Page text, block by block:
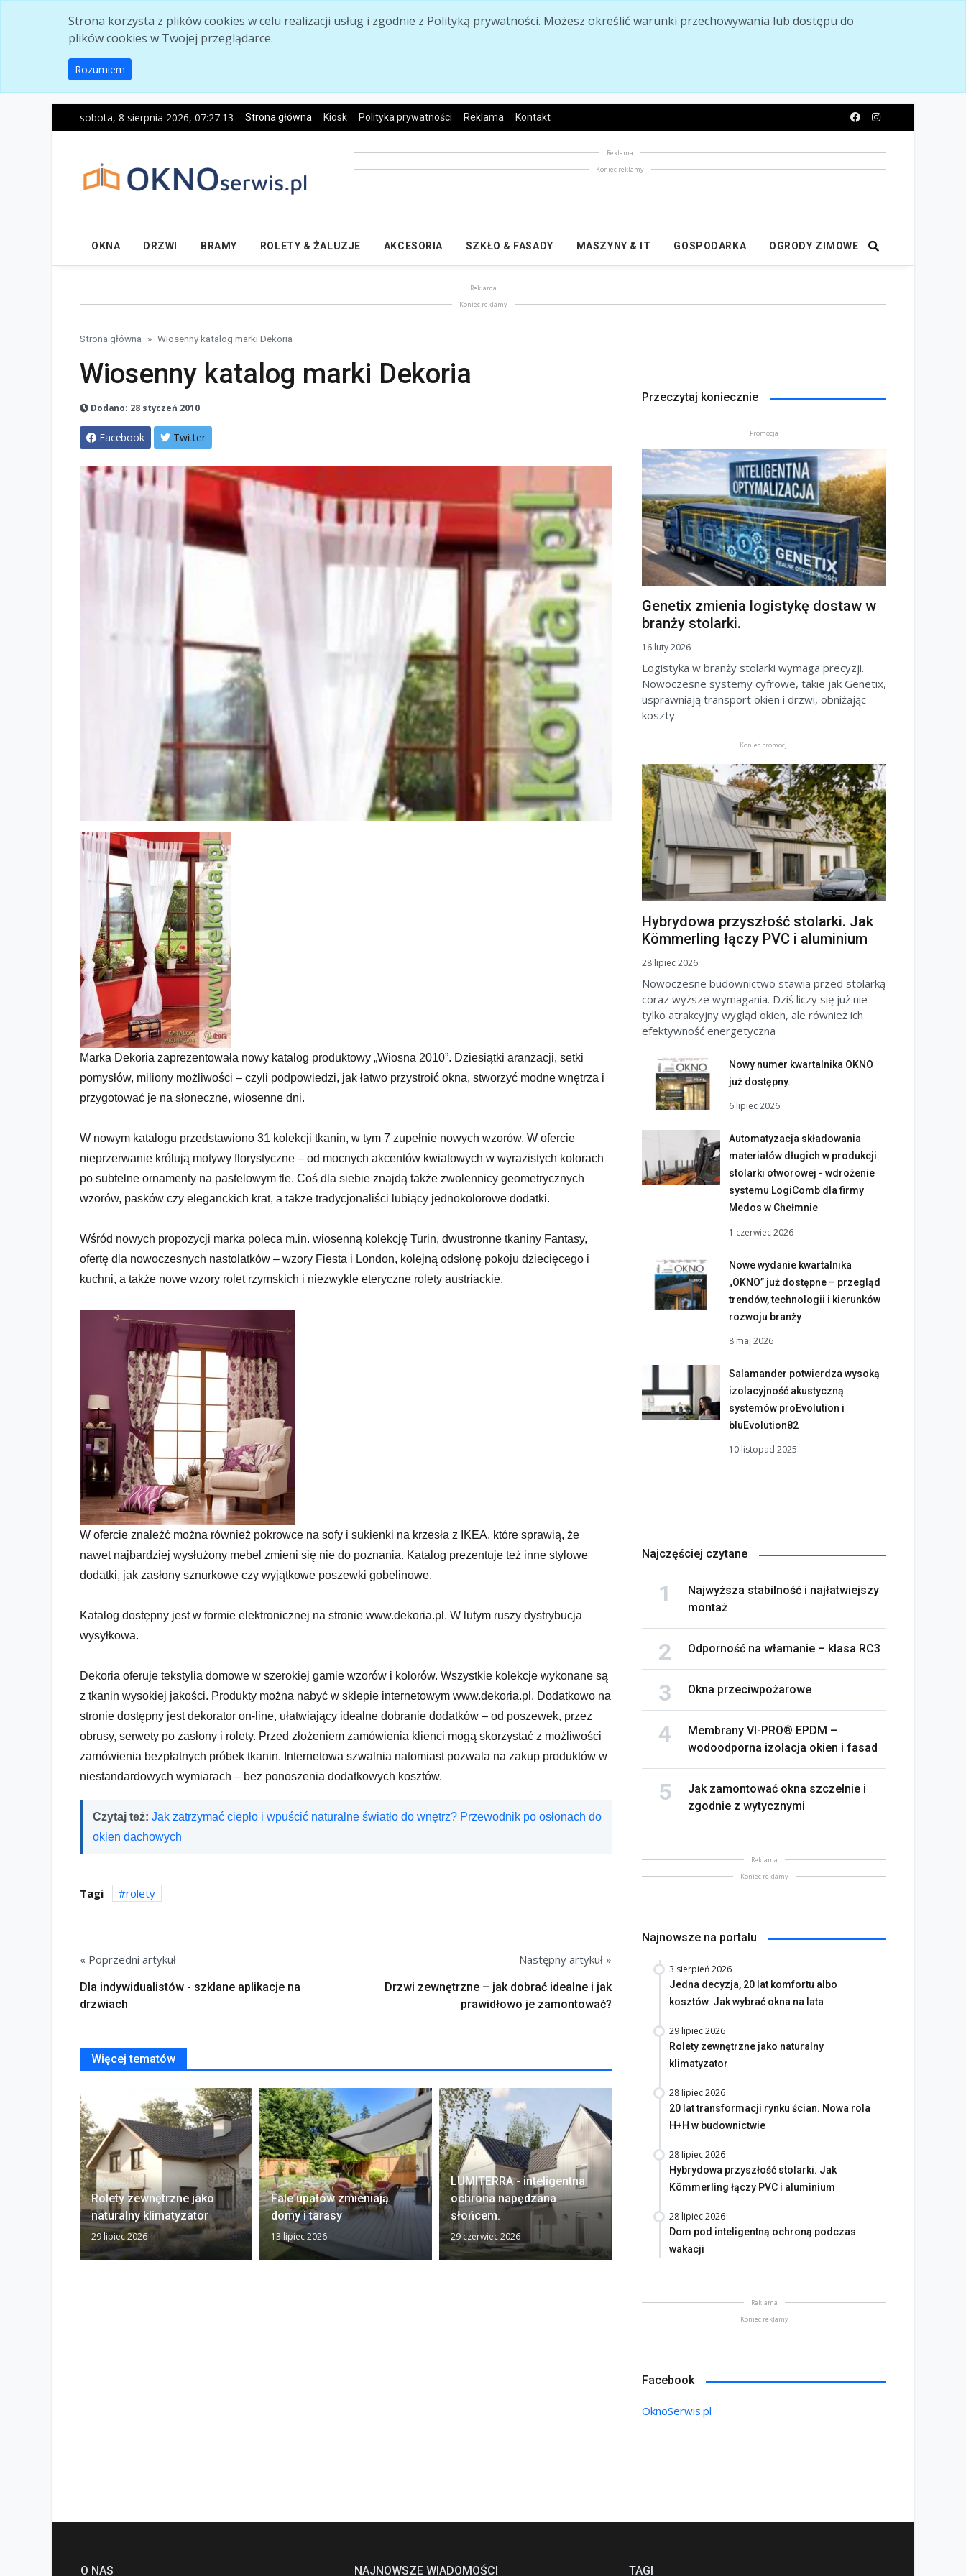
Strona korzysta z plików cookies w celu realizacji usług i zgodnie z Polityką prywatności. Możesz określić warunki przechowywania lub dostępu do
plików cookies w Twojej przeglądarce.
Rozumiem
sobota, 8 sierpnia 2026, 07:27:14 Strona główna Kiosk Polityka prywatności Reklama Kontakt
Reklama
Koniec reklamy
OKNA DRZWI BRAMY ROLETY & ŻALUZJE AKCESORIA SZKŁO & FASADY MASZYNY & IT GOSPODARKA OGRODY ZIMOWE
Reklama
Koniec reklamy
Strona główna Wiosenny katalog marki Dekoria
Wiosenny katalog marki Dekoria
Dodano: 28 styczeń 2010
Facebook Twitter
Wiosenny katalog marki Dekoria
Marka Dekoria zaprezentowała nowy katalog produktowy „Wiosna 2010”. Dziesiątki aranżacji, setki
pomysłów, miliony możliwości – czyli podpowiedzi, jak łatwo przystroić okna, stworzyć modne wnętrza i
przygotować je na słoneczne, wiosenne dni.
W nowym katalogu przedstawiono 31 kolekcji tkanin, w tym 7 zupełnie nowych wzorów. W ofercie
nieprzerwanie królują motywy florystyczne – od mocnych akcentów kwiatowych w wyrazistych kolorach
po subtelne ornamenty na pastelowym tle. Coś dla siebie znajdą także zwolennicy geometrycznych
wzorów, pasków czy eleganckich krat, a także tradycjonaliści lubiący jednokolorowe dodatki.
Wśród nowych propozycji marka poleca m.in. wiosenną kolekcję Turin, dwustronne tkaniny Fantasy,
ofertę dla nowoczesnych nastolatków – wzory Fiesta i London, kolejną odsłonę pokoju dziecięcego i
kuchni, a także nowe wzory rolet rzymskich i niezwykle eteryczne rolety austriackie.
W ofercie znaleźć można również pokrowce na sofy i sukienki na krzesła z IKEA, które sprawią, że
nawet najbardziej wysłużony mebel zmieni się nie do poznania. Katalog prezentuje też inne stylowe
dodatki, jak zasłony sznurkowe czy wyjątkowe poszewki gobelinowe.
Katalog dostępny jest w formie elektronicznej na stronie www.dekoria.pl. W lutym ruszy dystrybucja
wysyłkowa.
Dekoria oferuje tekstylia domowe w szerokiej gamie wzorów i kolorów. Wszystkie kolekcje wykonane są
z tkanin wysokiej jakości. Produkty można nabyć w sklepie internetowym www.dekoria.pl. Dodatkowo na
stronie dostępny jest dekorator on-line, ułatwiający idealne dobranie dodatków – od poszewek, przez
obrusy, serwety po zasłony i rolety. Przed złożeniem zamówienia klienci mogą skorzystać z możliwości
zamówienia bezpłatnych próbek tkanin. Internetowa szwalnia natomiast pozwala na zakup produktów w
niestandardowych wymiarach – bez ponoszenia dodatkowych kosztów.
Czytaj też: Jak zatrzymać ciepło i wpuścić naturalne światło do wnętrz? Przewodnik po osłonach do
okien dachowych
Tagi rolety
« Poprzedni artykuł
Dla indywidualistów - szklane aplikacje na
drzwiach
Następny artykuł »
Drzwi zewnętrzne – jak dobrać idealne i jak
prawidłowo je zamontować?
Więcej tematów
Rolety zewnętrzne jako
naturalny klimatyzator
29 lipiec 2026
Fale upałów zmieniają
domy i tarasy
13 lipiec 2026
LUMITERRA - inteligentna
ochrona napędzana
słońcem.
29 czerwiec 2026
wnętrze, Twoje chwile
12 marzec 2026 10 luty 2026
Przeczytaj koniecznie
Promocja
Genetix zmienia logistykę dostaw w
branży stolarki.
16 luty 2026
Logistyka w branży stolarki wymaga precyzji.
Nowoczesne systemy cyfrowe, takie jak Genetix,
usprawniają transport okien i drzwi, obniżając
koszty.
Koniec promocji
Hybrydowa przyszłość stolarki. Jak
Kömmerling łączy PVC i aluminium
28 lipiec 2026
Nowoczesne budownictwo stawia przed stolarką
coraz wyższe wymagania. Dziś liczy się już nie
tylko atrakcyjny wygląd okien, ale również ich
efektywność energetyczna
Nowy numer kwartalnika OKNO
już dostępny.
6 lipiec 2026
Automatyzacja składowania
materiałów długich w produkcji
stolarki otworowej - wdrożenie
systemu LogiComb dla firmy
Medos w Chełmnie
1 czerwiec 2026
Nowe wydanie kwartalnika
„OKNO” już dostępne – przegląd
trendów, technologii i kierunków
rozwoju branży
8 maj 2026
Salamander potwierdza wysoką
izolacyjność akustyczną
systemów proEvolution i
bluEvolution82
10 listopad 2025
Najczęściej czytane
Najwyższa stabilność i najłatwiejszy
montaż
Odporność na włamanie – klasa RC3
Okna przeciwpożarowe
Membrany VI-PRO® EPDM –
wodoodporna izolacja okien i fasad
Jak zamontować okna szczelnie i
zgodnie z wytycznymi
Reklama
Koniec reklamy
Najnowsze na portalu
3 sierpień 2026
Jedna decyzja, 20 lat komfortu albo
kosztów. Jak wybrać okna na lata
29 lipiec 2026
Rolety zewnętrzne jako naturalny
klimatyzator
28 lipiec 2026
20 lat transformacji rynku ścian. Nowa rola
H+H w budownictwie
28 lipiec 2026
Hybrydowa przyszłość stolarki. Jak
Kömmerling łączy PVC i aluminium
28 lipiec 2026
Dom pod inteligentną ochroną podczas
wakacji
Reklama
Koniec reklamy
Facebook
OknoSerwis.pl
O NAS NAJNOWSZE WIADOMOŚCI TAGI